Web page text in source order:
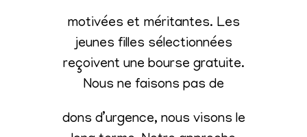
motivées et méritantes. Les
jeunes filles sélectionnées
reçoivent une bourse gratuite.
Nous ne faisons pas de
dons d’urgence, nous visons le